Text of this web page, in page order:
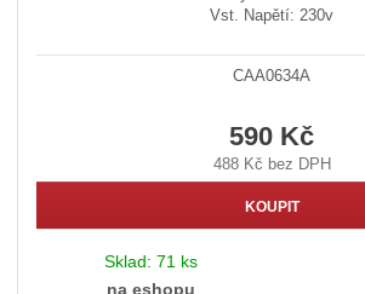
Vst. Napětí: 230v
CAA0634A
590 Kč
488 Kč bez DPH
KOUPIT
Sklad: 71 ks
na eshopu